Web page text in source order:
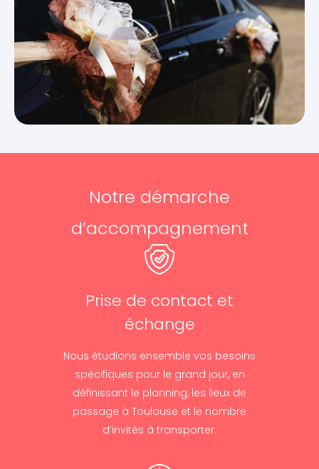
Notre démarche
d’accompagnement
Prise de contact et
échange
Nous étudions ensemble vos besoins
spécifiques pour le grand jour, en
définissant le planning, les lieux de
passage à Toulouse et le nombre
d’invités à transporter.